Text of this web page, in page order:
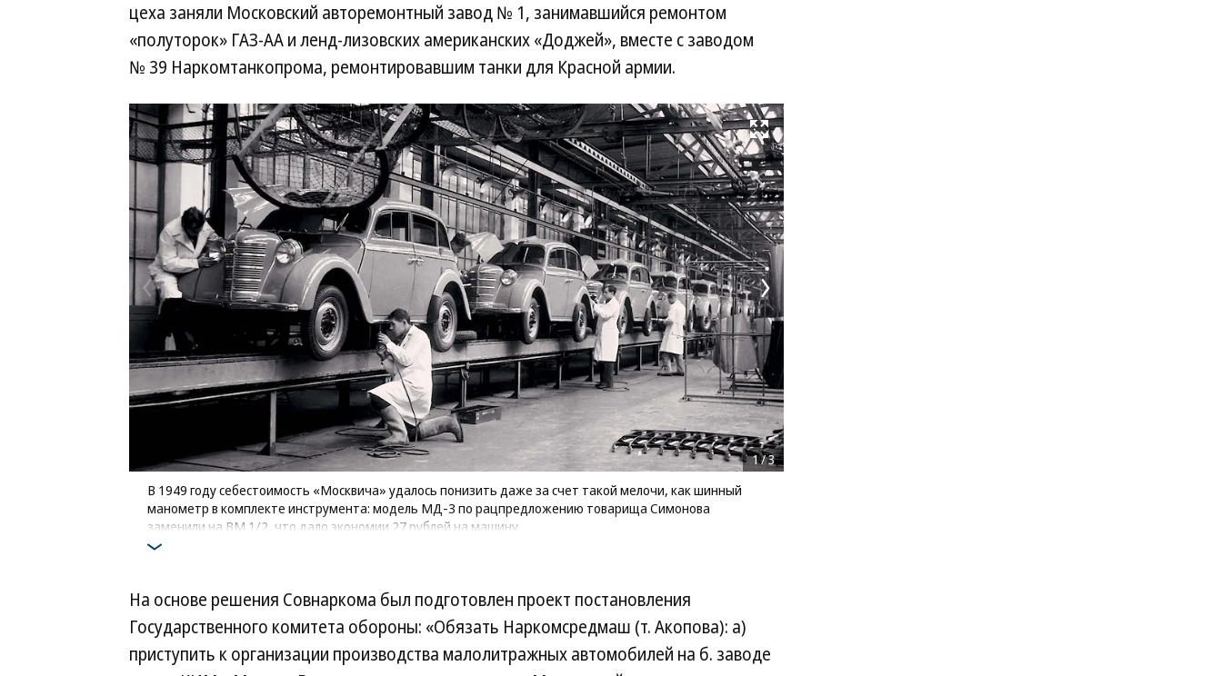
цеха заняли Московский авторемонтный завод № 1, занимавшийся ремонтом
«полуторок» ГАЗ-АА и ленд-лизовских американских «Доджей», вместе с заводом
№ 39 Наркомтанкопрома, ремонтировавшим танки для Красной армии.
Развернуть на весь экран
В 1949 году себестоимость «Москвича» удалось понизить даже за счет такой мелочи, как шинный
манометр в комплекте инструмента: модель МД-3 по рацпредложению товарища Симонова
заменили на ВМ 1/2, что дало экономии 27 рублей на машину.
1/3
На основе решения Совнаркома был подготовлен проект постановления
Государственного комитета обороны: «Обязать Наркомсредмаш (т. Акопова): а)
приступить к организации производства малолитражных автомобилей на б. заводе